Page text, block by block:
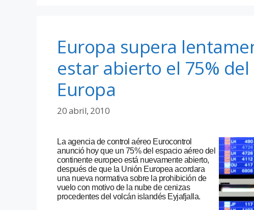
Europa supera
estar abierto el 75%
Europa
20 abril, 2010
La agencia de control aéreo Eurocontrol
anunció hoy que un 75% del espacio aéreo del
continente europeo está nuevamente abierto,
después de que la Unión Europea acordara
una nueva normativa sobre la prohibición de
vuelo con motivo de la nube de cenizas
procedentes del volcán islandés Eyjafjalla.